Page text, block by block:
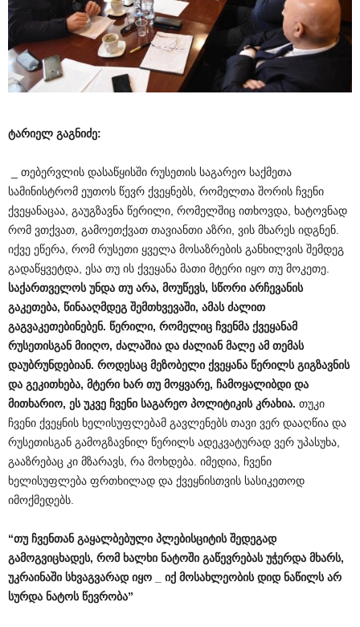
ტარიელ გაგნიძე:
_ თებერვლის დასაწყისში რუსეთის საგარეო საქმეთა
სამინისტრომ ეუთოს წევრ ქვეყნებს, რომელთა შორის ჩვენი
ქვეყანაცაა, გაუგზავნა წერილი, რომელშიც ითხოვდა, ხატოვნად
რომ ვთქვათ, გამოეთქვათ თავიანთი აზრი, ვის მხარეს იდგნენ.
იქვე ეწერა, რომ რუსეთი ყველა მოსაზრების განხილვის შემდეგ
გადაწყვეტდა, ესა თუ ის ქვეყანა მათი მტერი იყო თუ მოკეთე.
საქართველოს უნდა თუ არა, მოუწევს, სწორი არჩევანის
გაკეთება, წინააღმდეგ შემთხვევაში, ამას ძალით
გაგვაკეთებინებენ. წერილი, რომელიც ჩვენმა ქვეყანამ
რუსეთისგან მიიღო, ძალაშია და ძალიან მალე ამ თემას
დაუბრუნდებიან. როდესაც მეზობელი ქვეყანა წერილს გიგზავნის
და გეკითხება, მტერი ხარ თუ მოყვარე, ჩამოყალიბდი და
მითხარიო, ეს უკვე ჩვენი საგარეო პოლიტიკის კრახია. თუკი
ჩვენი ქვეყნის ხელისუფლებამ გავლენებს თავი ვერ დააღწია და
რუსეთისგან გამოგზავნილ წერილს ადეკვატურად ვერ უპასუხა,
გააზრებაც კი მზარავს, რა მოხდება. იმედია, ჩვენი
ხელისუფლება ფრთხილად და ქვეყნისთვის სასიკეთოდ
იმოქმედებს.
“თუ ჩვენთან გაყალბებული პლებისციტის შედეგად
გამოგვიცხადეს, რომ ხალხი ნატოში გაწევრებას უჭერდა მხარს,
უკრაინაში სხვაგვარად იყო იქ მოსახლეობის დიდ ნაწილს არ
სურდა ნატოს წევრობა”